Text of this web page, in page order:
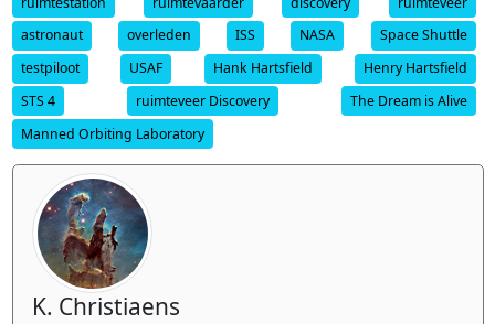
astronaut
overleden ISS NASA
Space Shuttle
testpiloot
USAF Hank Hartsfield
Henry Hartsfield
STS 4
ruimteveer Discovery
The Dream is Alive
Manned Orbiting Laboratory
K. Christiaens